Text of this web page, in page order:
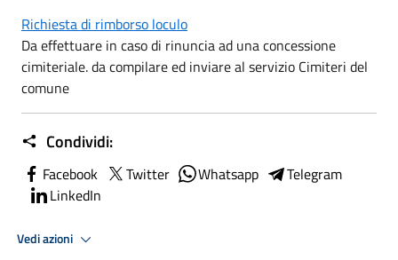
Richiesta di rimborso loculo
Da effettuare in caso di rinuncia ad una concessione
cimiteriale. da compilare ed inviare al servizio Cimiteri del
comune
Condividi:
Facebook Twitter Whatsapp
Telegram
LinkedIn
Vedi azioni